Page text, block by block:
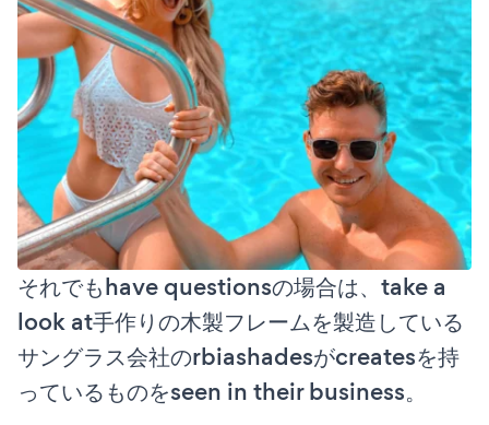
それでもhave questionsの場合は、take a
look at手作りの木製フレームを製造している
サングラス会社のrbiashadesがcreatesを持
っているものをseen in their business。